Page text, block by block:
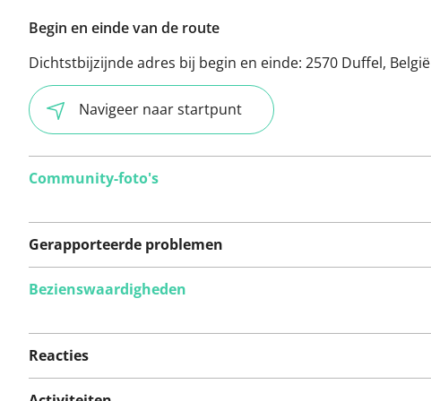
Begin en einde van de route
Dichtstbijzijnde adres bij begin en einde: 2570 Duffel, België
Navigeer naar startpunt
Community-foto's
Gerapporteerde problemen
problemen op deze
Bezienswaardigheden
Reacties